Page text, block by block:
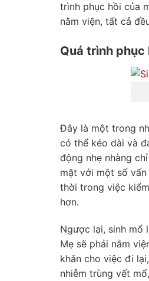
trình phục hồi của
nằm viện, tất cả
Quá trình phục
Đây là một trong
có thể kéo dài và
động nhẹ nhàng
mặt với một số
thời trong việc
hơn.
Ngược lại, sinh mổ
Mẹ sẽ phải nằm
khăn cho việc đi
nhiễm trùng vết